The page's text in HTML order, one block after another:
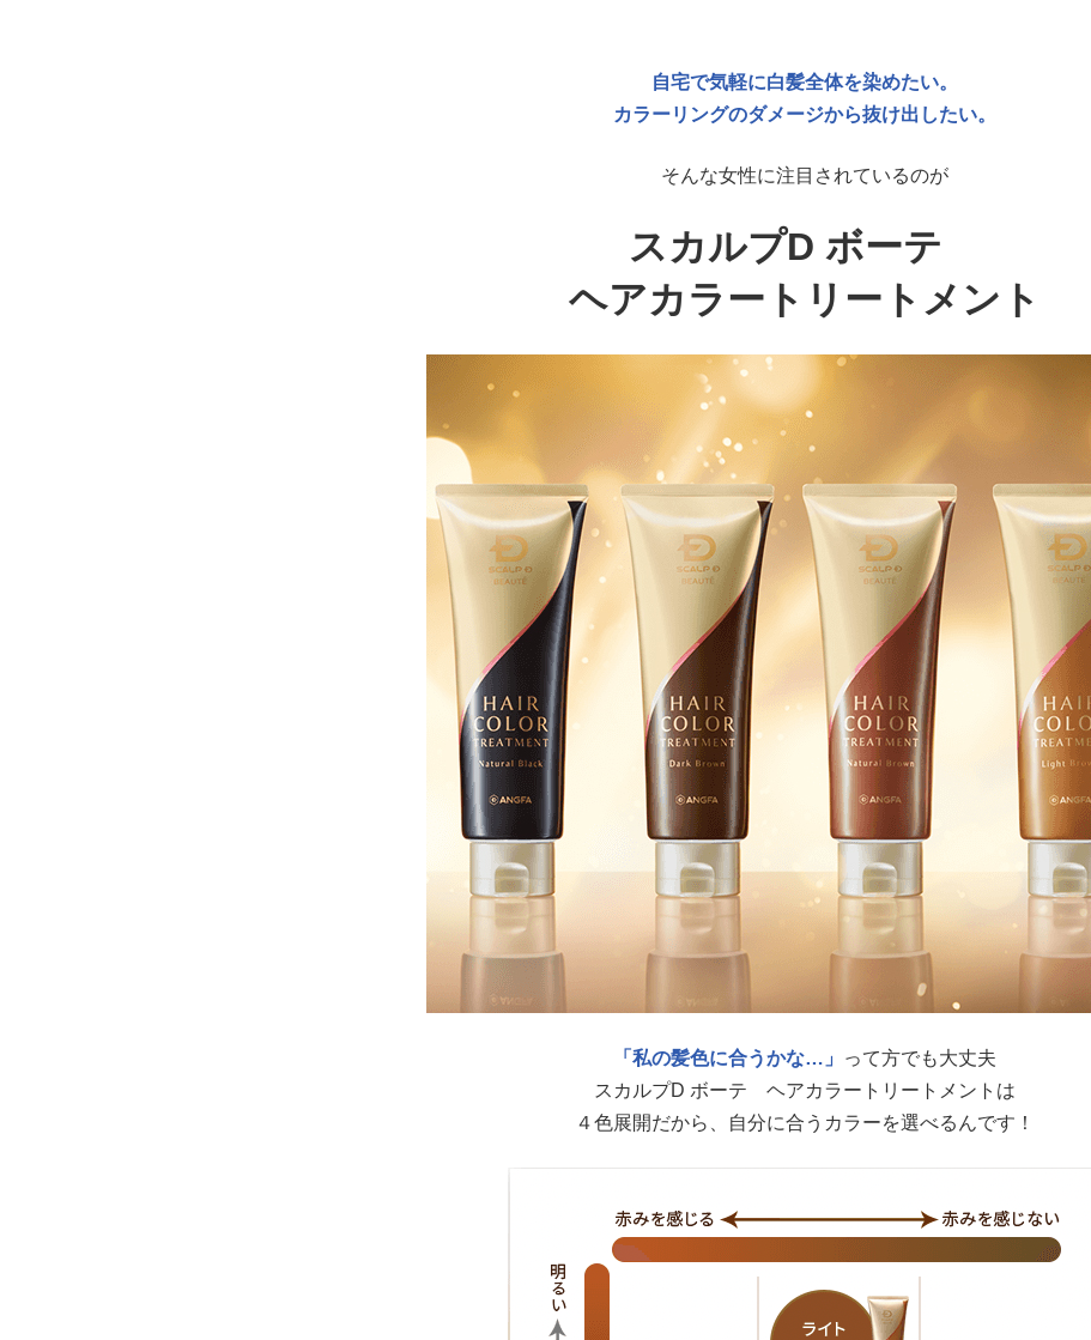
自宅で気軽に白髪全体を染めたい。
カラーリングのダメージから抜け出したい。
そんな女性に注目されているのが
スカルプD ボーテ
ヘアカラートリートメント
「私の髪色に合うかな…」
って方でも大丈夫
スカルプD ボーテ ヘアカラートリートメントは
４色展開だから、自分に合うカラーを選べるんです！